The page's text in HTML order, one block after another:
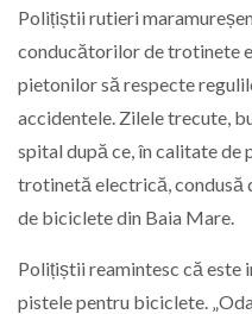
Polițiștii rutieri
conducătorilor de trotinete
pietonilor să respecte
accidentele. Zilele trecute,
spital după ce, în calitate de
trotinetă electrică, condusă
de biciclete din Baia Mare.
Polițiștii reamintesc că este
pistele pentru biciclete.